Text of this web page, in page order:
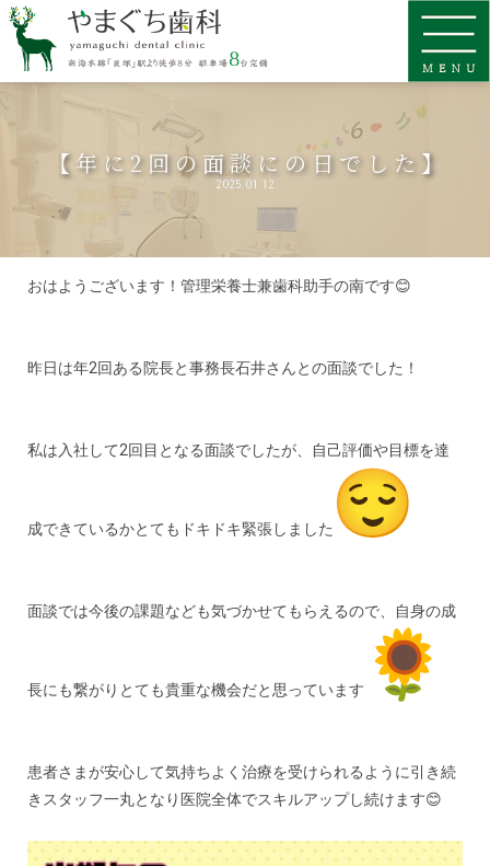
【年に2回の面談にの日でした】
2025.01.12
おはようございます！管理栄養士兼歯科助手の南です😊
昨日は年2回ある院長と事務長石井さんとの面談でした！
私は入社して2回目となる面談でしたが、自己評価や目標を達
成できているかとてもドキドキ緊張しました
面談では今後の課題なども気づかせてもらえるので、自身の成
長にも繋がりとても貴重な機会だと思っています
患者さまが安心して気持ちよく治療を受けられるように引き続
きスタッフ一丸となり医院全体でスキルアップし続けます😊